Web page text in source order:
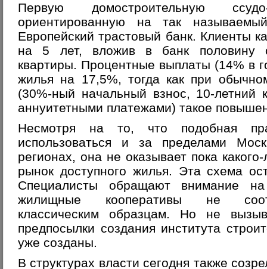
Первую домостроительную ссудо-
ориентированную на так
Европейский трастовый банк. Клиенты
на 5 лет, вложив в банк половину
квартиры. Процентные выплаты (14% в
жилья на 17,5%, тогда как при
(30%-ный начальный взнос, 10-летний
аннуитетными платежами) такое
Несмотря на то, что подобная
использоваться и за пределами
регионах, она не оказывает пока
рынок доступного жилья. Эта схема
Специалисты обращают внимание
жилищные кооперативы не
классическим образцам. Но не
предпосылки создания института
уже созданы.
В структурах власти сегодня также